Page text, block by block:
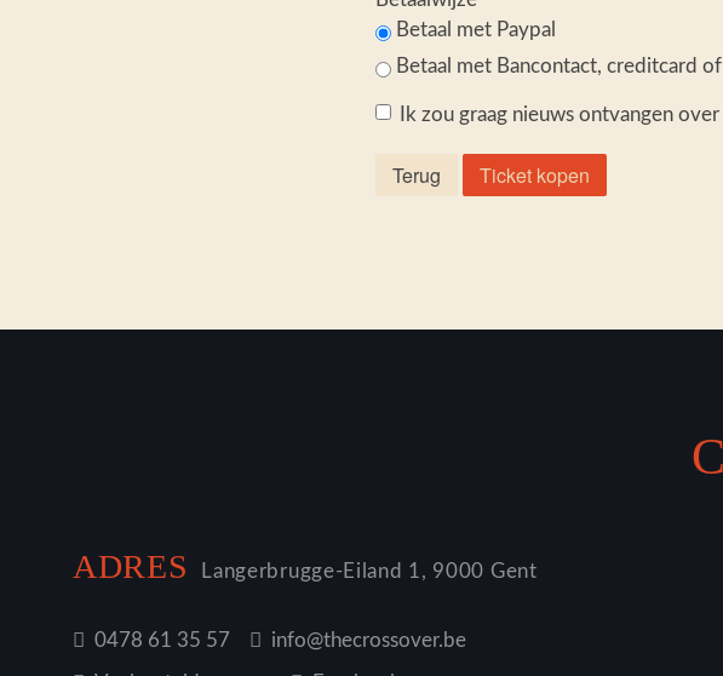
Betaal met Paypal
Betaal met Bancontact, creditcard
Ik zou graag nieuws ontvangen
ADRES Langerbrugge-Eiland 1, 9000 Gent
0478 61 35 57 info@thecrossover.be